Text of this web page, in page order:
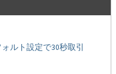
ルト設定で30秒取引